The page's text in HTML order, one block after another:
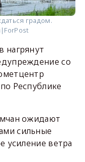
градом.
нагрянут
со
Республике
ожидают
сильные
усиление ветра